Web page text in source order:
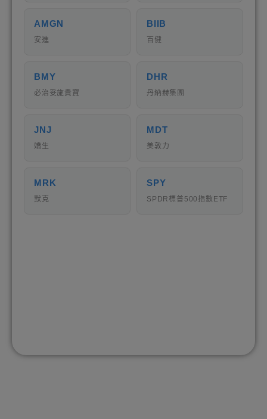
AMGN
安進
BIIB
百健
BMY
必治妥施貴寶
DHR
丹納赫集團
JNJ
嬌生
MDT
美敦力
MRK
默克
SPY
SPDR標普500指數ETF